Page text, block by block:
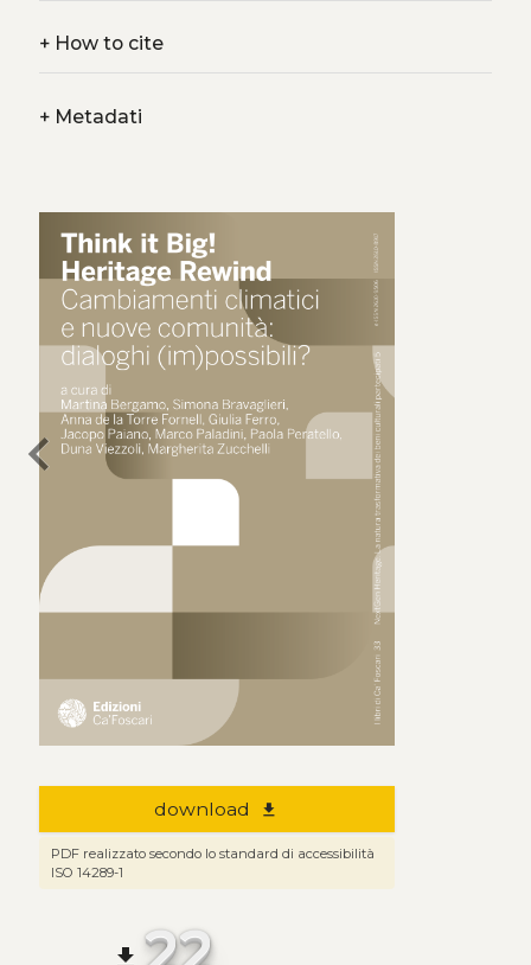
+How to cite
+Metadati
chevron_left
download file_download
PDF realizzato secondo lo standard di accessibilità
ISO 14289-1
file_download 22